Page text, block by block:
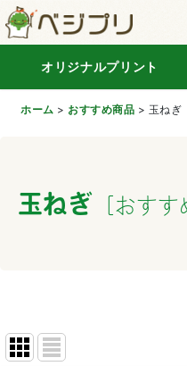
ホーム > おすすめ商品 > 玉ねぎ
オリジナルプリント
玉ねぎ おすす